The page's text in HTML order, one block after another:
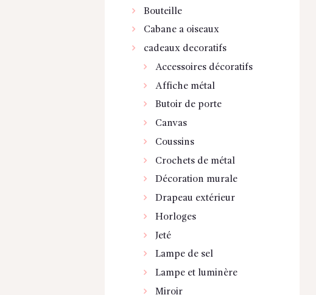
Bouteille
Cabane a oiseaux
cadeaux decoratifs
Accessoires décoratifs
Affiche métal
Butoir de porte
Canvas
Coussins
Crochets de métal
Décoration murale
Drapeau extérieur
Horloges
Jeté
Lampe de sel
Lampe et luminère
Miroir